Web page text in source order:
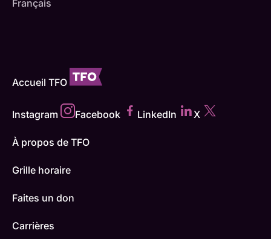
Français
Accueil TFO
Instagram Facebook LinkedIn X
À propos de TFO
Grille horaire
Faites un don
Carrières